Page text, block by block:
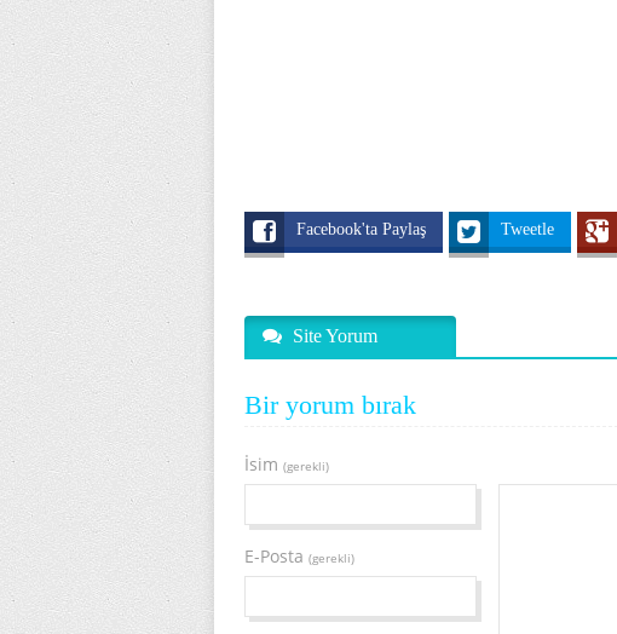
Facebook'ta Paylaş Tweetle
Site Yorum
Bir yorum bırak
İsim (gerekli)
E-Posta (gerekli)